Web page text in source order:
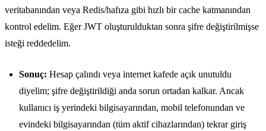
veritabanından veya Redis/hafıza gibi hızlı bir cache katmanından
kontrol edelim. Eğer JWT oluşturulduktan sonra şifre değiştirilmişse
isteği reddedelim.
Sonuç: Hesap çalındı veya internet kafede açık unutuldu
diyelim; şifre değiştirildiği anda sorun ortadan kalkar. Ancak
kullanıcı iş yerindeki bilgisayarından, mobil telefonundan ve
evindeki bilgisayarından (tüm aktif cihazlarından) tekrar giriş